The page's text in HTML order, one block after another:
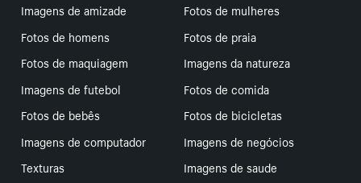
Imagens de amizade
Fotos de mulheres
Fotos de homens
Fotos de praia
Fotos de maquiagem
Imagens da natureza
Imagens de futebol
Fotos de comida
Fotos de bebês
Fotos de bicicletas
Imagens de computador
Imagens de negócios
Texturas
Imagens de saude